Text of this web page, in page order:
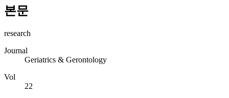
본문
research
Journal
Geriatrics & Gerontology
Vol
22